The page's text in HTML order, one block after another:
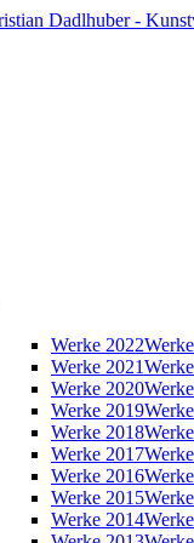
Werke 2022
Werke 2021
Werke 2020
Werke 2019
Werke 2018
Werke 2017
Werke 2016
Werke 2015
Werke 2014